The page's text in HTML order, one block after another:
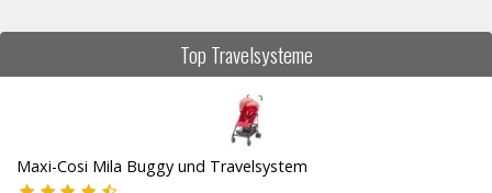
Top Travelsysteme
Maxi-Cosi Mila Buggy und Travelsystem